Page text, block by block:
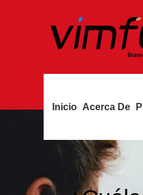
Inicio Acerca De